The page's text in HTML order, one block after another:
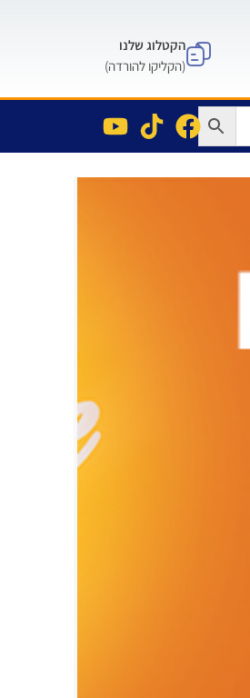
הקטלוג שלנו
(הקליקו להורדה)